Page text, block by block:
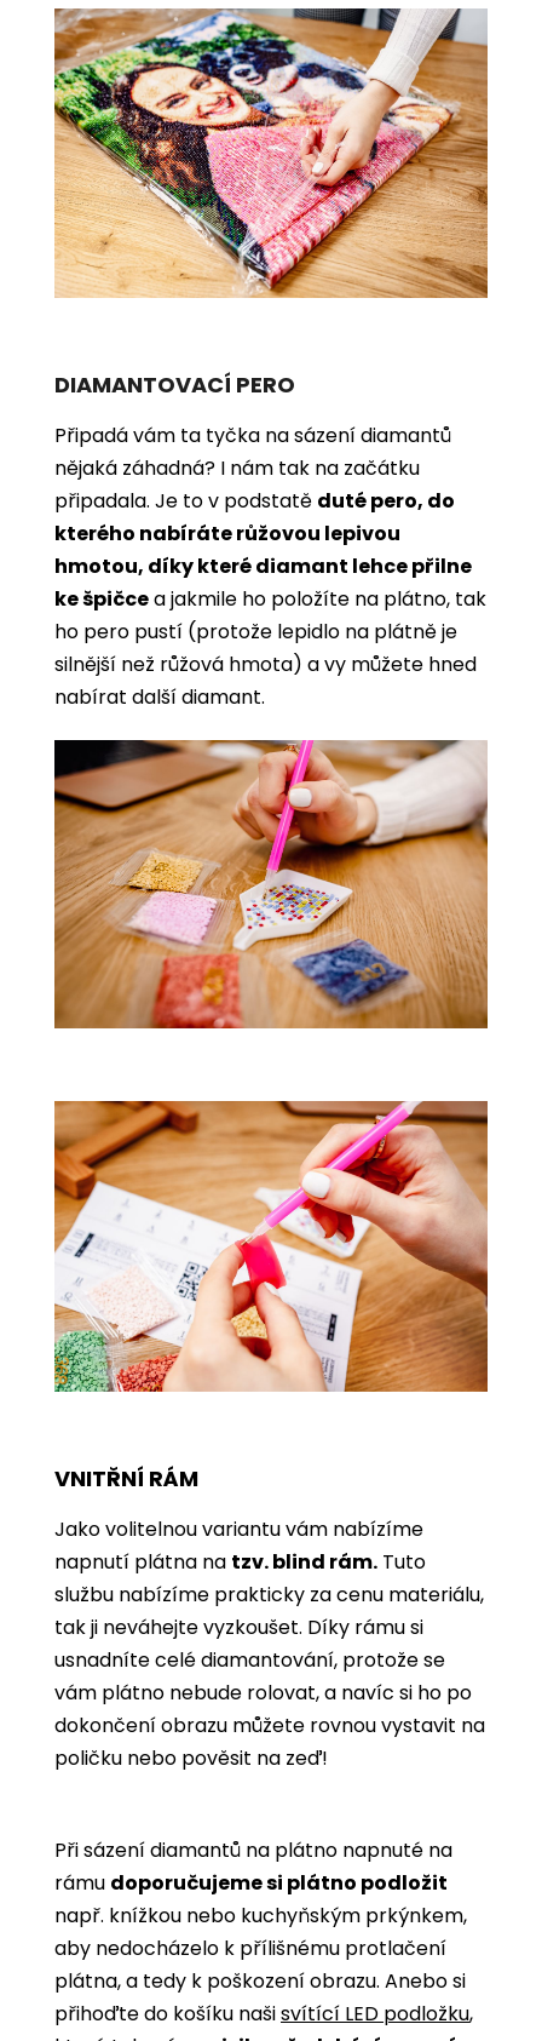
DIAMANTOVACÍ PERO
Připadá vám ta tyčka na sázení diamantů
nějaká záhadná? I nám tak na začátku
připadala. Je to v podstatě duté pero, do
kterého nabíráte růžovou lepivou
hmotou, díky které diamant lehce přilne
ke špičcea jakmile ho položíte na plátno, tak
ho pero pustí (protože lepidlo na plátně je
silnější než růžová hmota) a vy můžete hned
nabírat další diamant.
VNITŘNÍ RÁM
Jako volitelnou variantu vám nabízíme
napnutí plátna na tzv. blind rám. Tuto
službu nabízíme prakticky za cenu materiálu,
tak ji neváhejte vyzkoušet. Díky rámu si
usnadníte celé diamantování, protože se
vám plátno nebude rolovat, a navíc si ho po
dokončení obrazu můžete rovnou vystavit na
poličku nebo pověsit na zeď!
Při sázení diamantů na plátno napnuté na
rámu doporučujeme si plátno podložit
např. knížkou nebo kuchyňským prkýnkem,
aby nedocházelo k přílišnému protlačení
plátna, a tedy k poškození obrazu. Anebo si
přihoďte do košíku našisvítící LED podložku,